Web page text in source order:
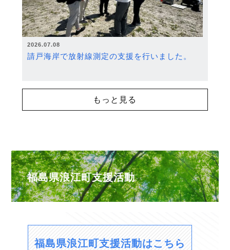
2026.07.08
請戸海岸で放射線測定の支援を行いました。
もっと見る
福島県浪江町支援活動
福島県浪江町支援活動はこちら